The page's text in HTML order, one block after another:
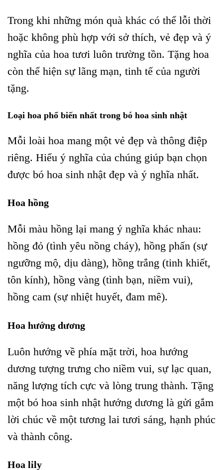
Trong khi những món quà khác có thể lỗi thời
hoặc không phù hợp với sở thích, vẻ đẹp và ý
nghĩa của hoa tươi luôn trường tồn. Tặng hoa
còn thể hiện sự lãng mạn, tinh tế của người
tặng.
Loại hoa phổ biến nhất trong bó hoa sinh nhật
Mỗi loài hoa mang một vẻ đẹp và thông điệp
riêng. Hiểu ý nghĩa của chúng giúp bạn chọn
được bó hoa sinh nhật đẹp và ý nghĩa nhất.
Hoa hồng
Mỗi màu hồng lại mang ý nghĩa khác nhau:
hồng đỏ (tình yêu nồng cháy), hồng phấn (sự
ngưỡng mộ, dịu dàng), hồng trắng (tinh khiết,
tôn kính), hồng vàng (tình bạn, niềm vui),
hồng cam (sự nhiệt huyết, đam mê).
Hoa hướng dương
Luôn hướng về phía mặt trời, hoa hướng
dương tượng trưng cho niềm vui, sự lạc quan,
năng lượng tích cực và lòng trung thành. Tặng
một bó hoa sinh nhật hướng dương là gửi gắm
lời chúc về một tương lai tươi sáng, hạnh phúc
và thành công.
Hoa lily